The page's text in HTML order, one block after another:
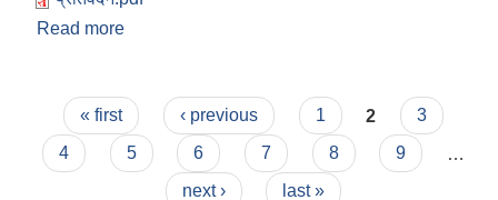
Read more
Pages
« first ‹ previous 1 2
3
4
5 6 7 8 9
next ›
last »